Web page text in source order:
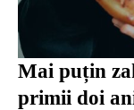
Mai puțin
primii doi